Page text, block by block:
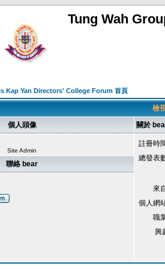
Tung Wah
Kap Yan Directors' College Forum 首頁
檢
個人頭像
關於
Site Admin
註冊時
總發表
來
個人網
職
興
聯絡 bear